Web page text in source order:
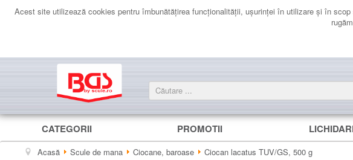
Acest site utilizează cookies pentru îmbunătăţirea funcţionalităţii, uşurinţei în utilizare şi în
CATEGORII PROMOTII
Acasă Scule de mana Ciocane, baroase
Ciocan lacatus TUV/GS, 500 g